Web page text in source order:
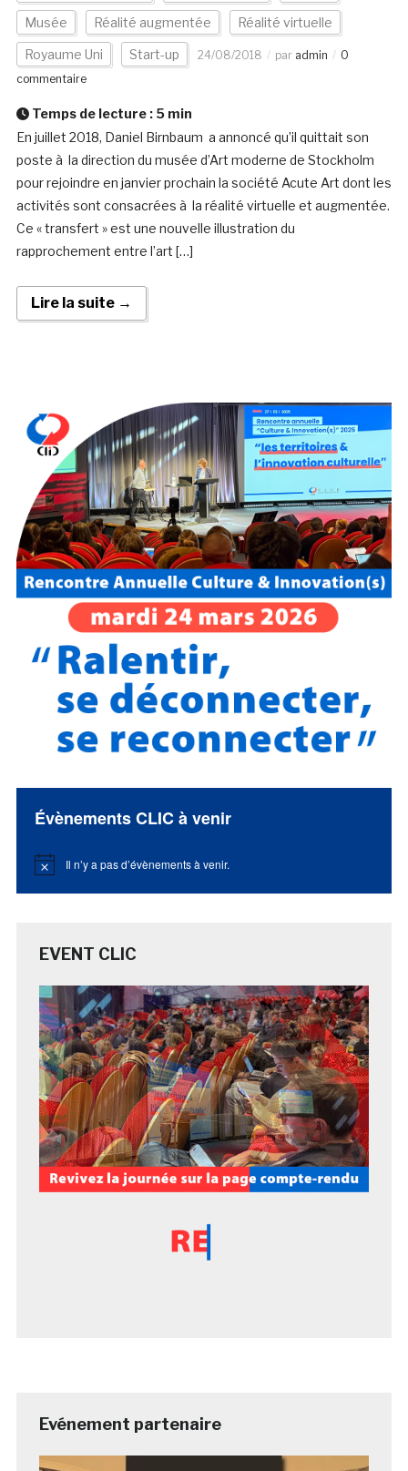
Musée Réalité augmentée Réalité virtuelle
Royaume Uni Start-up 24/08/2018 par admin
0
commentaire
Temps de lecture : 5 min
En juillet 2018, Daniel Birnbaum a annoncé qu’il quittait son
poste à la direction du musée d’Art moderne de Stockholm
pour rejoindre en janvier prochain la société Acute Art dont les
activités sont consacrées à la réalité virtuelle et augmentée.
Ce « transfert » est une nouvelle illustration du
rapprochement entre l’art […]
Lire la suite →
Évènements CLIC à venir
Notice Il n’y a pas d’évènements à venir.
EVENT CLIC
Evénement partenaire